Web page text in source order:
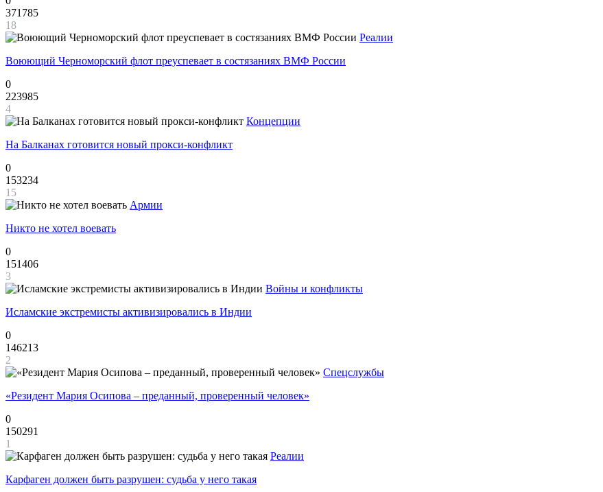
371785
18
Реалии
Воюющий Черноморский флот преуспевает в состязаниях ВМФ России
0
223985
4
Концепции
На Балканах готовится новый прокси-конфликт
0
153234
15
Армии
Никто не хотел воевать
0
151406
3
Войны и конфликты
Исламские экстремисты активизировались в Индии
0
146213
2
Спецслужбы
«Резидент Мария Осипова – преданный, проверенный человек»
0
150291
1
Реалии
Карфаген должен быть разрушен: судьба у него такая